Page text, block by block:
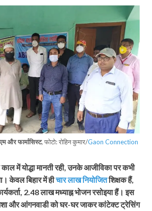
और फार्मासिस्ट, फोटो: रोहिन कुमार/Gaon Connection
में योद्धा मानती रही, उनके आजीविका पर कभी
केवल बिहार में हीचार लाख नियोजितशिक्षक हैं,
2.48 लाख मध्याह्न भोजन रसोइया हैं। इस
और आंगनवाडी को घर-घर जाकर कांटेक्ट ट्रेसिंग